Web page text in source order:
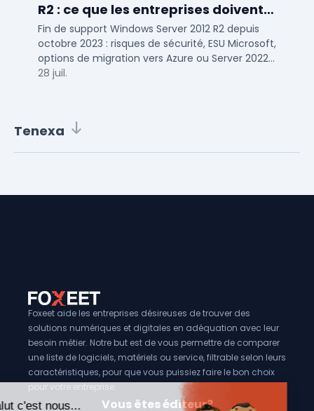
R2 : ce que les entreprises doivent
savoir
Fin de support Windows Server 2012 R2 depuis
octobre 2023 : risques de sécurité, ESU Microsoft,
options de migration vers Azure ou Server 2022
pour TPE, PME et ETI.
28 juil.
Tenexa
Foxeet aide les entreprises désireuses de trouver des
solutions numériques et digitales en adéquation avec leur
besoin métier. Notre but est de vous permettre de comparer
une liste de logiciels, matériels ou service, filtrable selon leurs
caractéristiques, pour que vous puissiez faire le bon choix
pour votre entreprise.
Vous êtes éditeur?